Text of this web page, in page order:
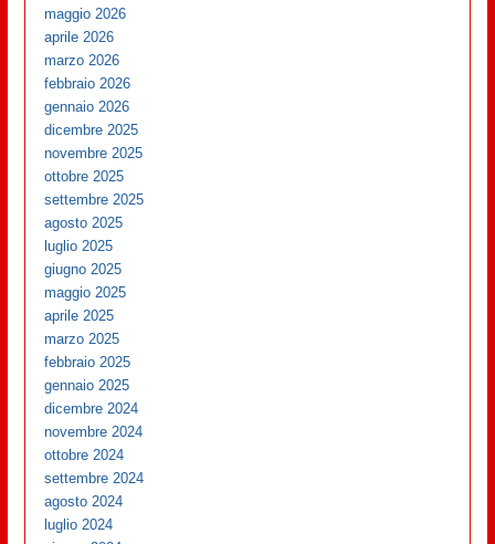
maggio 2026
aprile 2026
marzo 2026
febbraio 2026
gennaio 2026
dicembre 2025
novembre 2025
ottobre 2025
settembre 2025
agosto 2025
luglio 2025
giugno 2025
maggio 2025
aprile 2025
marzo 2025
febbraio 2025
gennaio 2025
dicembre 2024
novembre 2024
ottobre 2024
settembre 2024
agosto 2024
luglio 2024